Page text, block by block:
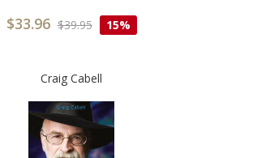
$33.96 $39.95 15%
Craig Cabell